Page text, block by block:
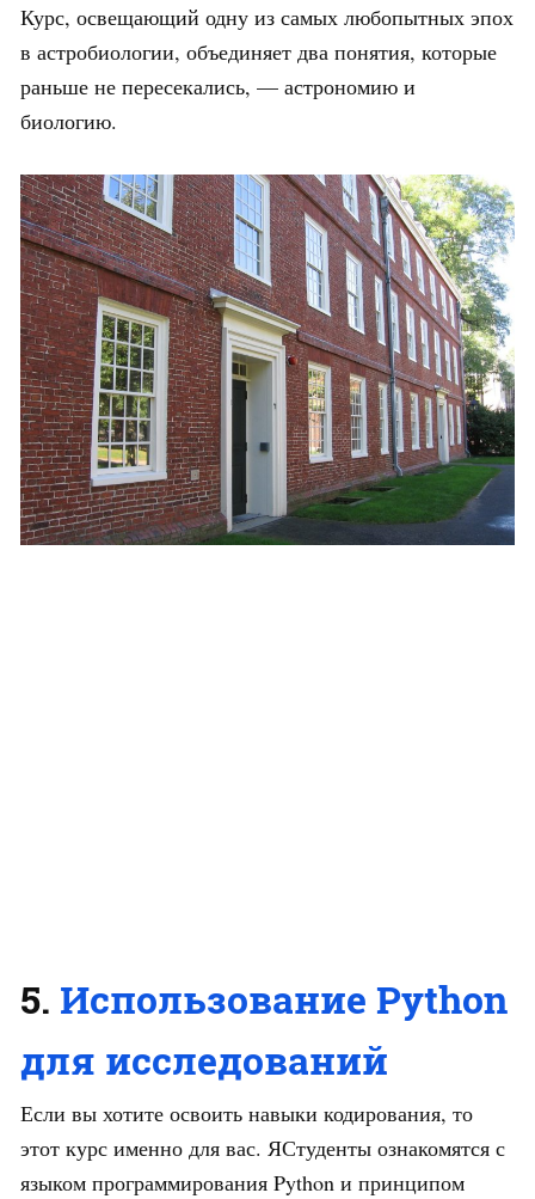
Курс, освещающий одну из самых любопытных эпох
в астробиологии, объединяет два понятия, которые
раньше не пересекались, — астрономию и
биологию.
5. Использование Python
для исследований
Если вы хотите освоить навыки кодирования, то
этот курс именно для вас. ЯСтуденты ознакомятся с
языком программирования Python и принципом